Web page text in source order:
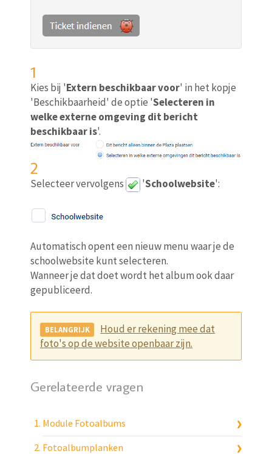
1
Kies bij 'Extern beschikbaar voor' in het kopje
'Beschikbaarheid' de optie 'Selecteren in
welke externe omgeving dit bericht
beschikbaar is'.
2
Selecteer vervolgens 'Schoolwebsite':
Automatisch opent een nieuw menu waar je de
schoolwebsite kunt selecteren.
Wanneer je dat doet wordt het album ook daar
gepubliceerd.
Houd er rekening mee dat
foto's op de website openbaar zijn.
Gerelateerde vragen
Module Fotoalbums
Fotoalbumplanken